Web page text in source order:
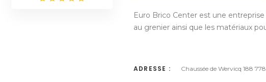
Euro Brico Center est une
au grenier ainsi que les matériaux
ADRESSE : Chaussée de Wervicq 188